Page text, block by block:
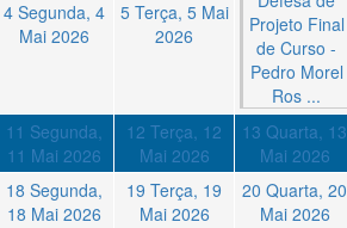
4 Segunda, 4
Mai 2026
5 Terça, 5 Mai
2026
Projeto Final
de Curso -
Pedro Morel
Ros ...
11 Segunda,
11 Mai 2026
12 Terça, 12
Mai 2026
13 Quarta, 13
Mai 2026
18 Segunda,
18 Mai 2026
19 Terça, 19
Mai 2026
20 Quarta, 20
Mai 2026